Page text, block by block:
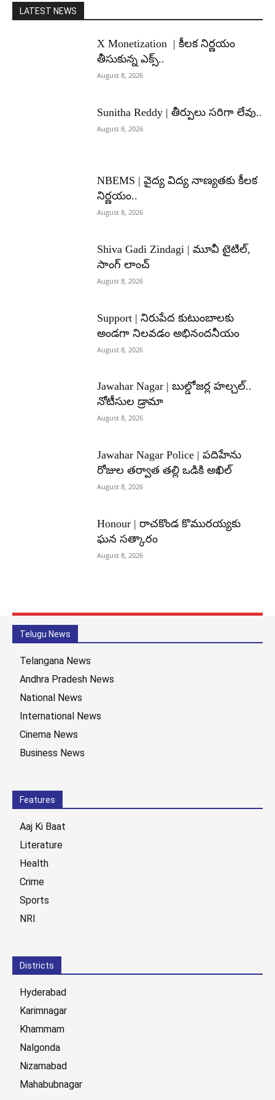
LATEST NEWS
X Monetization | కీలక నిర్ణయం
తీసుకున్న ఎక్స్..
August 8, 2026
Sunitha Reddy | తీర్పులు సరిగా లేవు..
August 8, 2026
NBEMS | వైద్య విద్య నాణ్యతకు కీలక
నిర్ణయం..
August 8, 2026
Shiva Gadi Zindagi | మూవీ టైటిల్,
సాంగ్ లాంచ్
August 8, 2026
Support | నిరుపేద కుటుంబాలకు
అండగా నిలవడం అభినందనీయం
August 8, 2026
Jawahar Nagar | బుల్డోజర్ల హల్చల్..
నోటీసుల డ్రామా
August 8, 2026
Jawahar Nagar Police | పదిహేను
రోజుల తర్వాత తల్లి ఒడికి అఖిల్
August 8, 2026
Honour | రాచకొండ కొమురయ్యకు
ఘన సత్కారం
August 8, 2026
Telugu News
Telangana News
Andhra Pradesh News
National News
International News
Cinema News
Business News
Features
Aaj Ki Baat
Literature
Health
Crime
Sports
NRI
Districts
Hyderabad
Karimnagar
Khammam
Nalgonda
Nizamabad
Mahabubnagar